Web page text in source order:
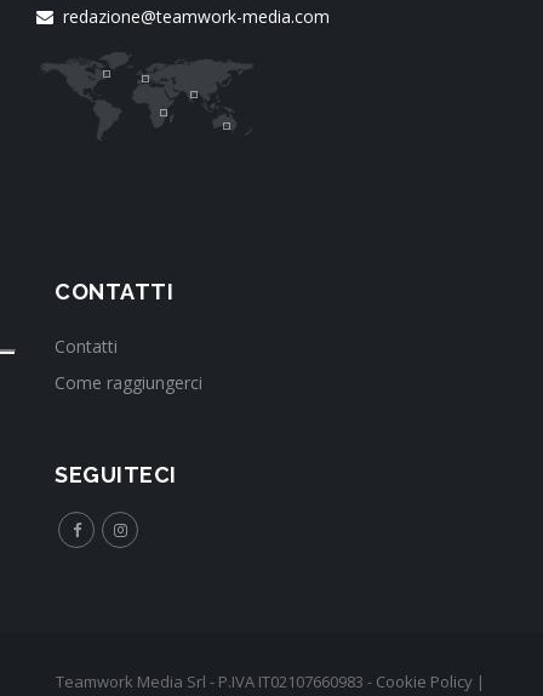
redazione@teamwork-media.com
CONTATTI
Contatti
Come raggiungerci
SEGUITECI
Teamwork Media Srl - P.IVA IT02107660983 - Cookie Policy|